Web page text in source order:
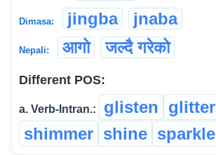
Dimasa: jingba jnaba
Nepali: आगो जल्दै गरेको
Different POS:
a. Verb-Intran.: glisten glitter
shimmer shine sparkle